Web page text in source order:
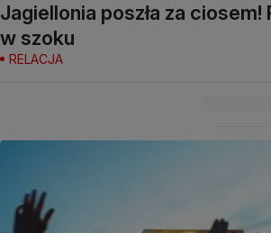
Jagiellonia poszła za ciosem!
w szoku
RELACJA